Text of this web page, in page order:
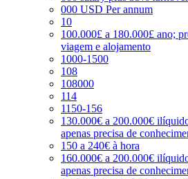
000 USD Per annum
10
100.000£ a 180.000£ ano;
viagem e alojamento
1000-1500
108
108000
114
1150-156
130.000€ a 200.000€
apenas precisa de
150 a 240€ à hora
160.000€ a 200.000€
apenas precisa de